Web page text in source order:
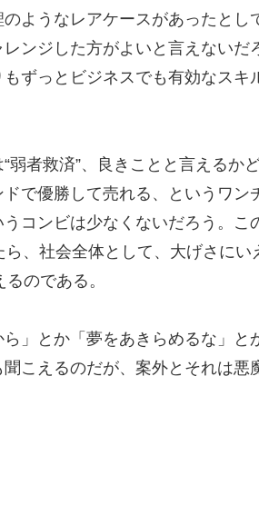
ようなレアケースがあったとし
ンジした方がよいと言えないだ
ずっとビジネスでも有効なスキ
者救済”、良きことと言えるか
で優勝して売れる、というワン
コンビは少なくないだろう。こ
、社会全体として、大げさにい
のである。
」とか「夢をあきらめるな」と
こえるのだが、案外とそれは悪